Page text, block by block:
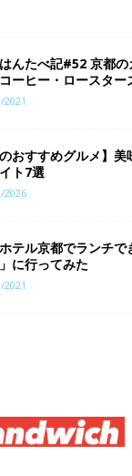
んたべ記#52 京都の
ーヒー・ロースター
2021
のおすすめグルメ】
ト7選
2026
テル京都でランチ
に行ってみた
2021